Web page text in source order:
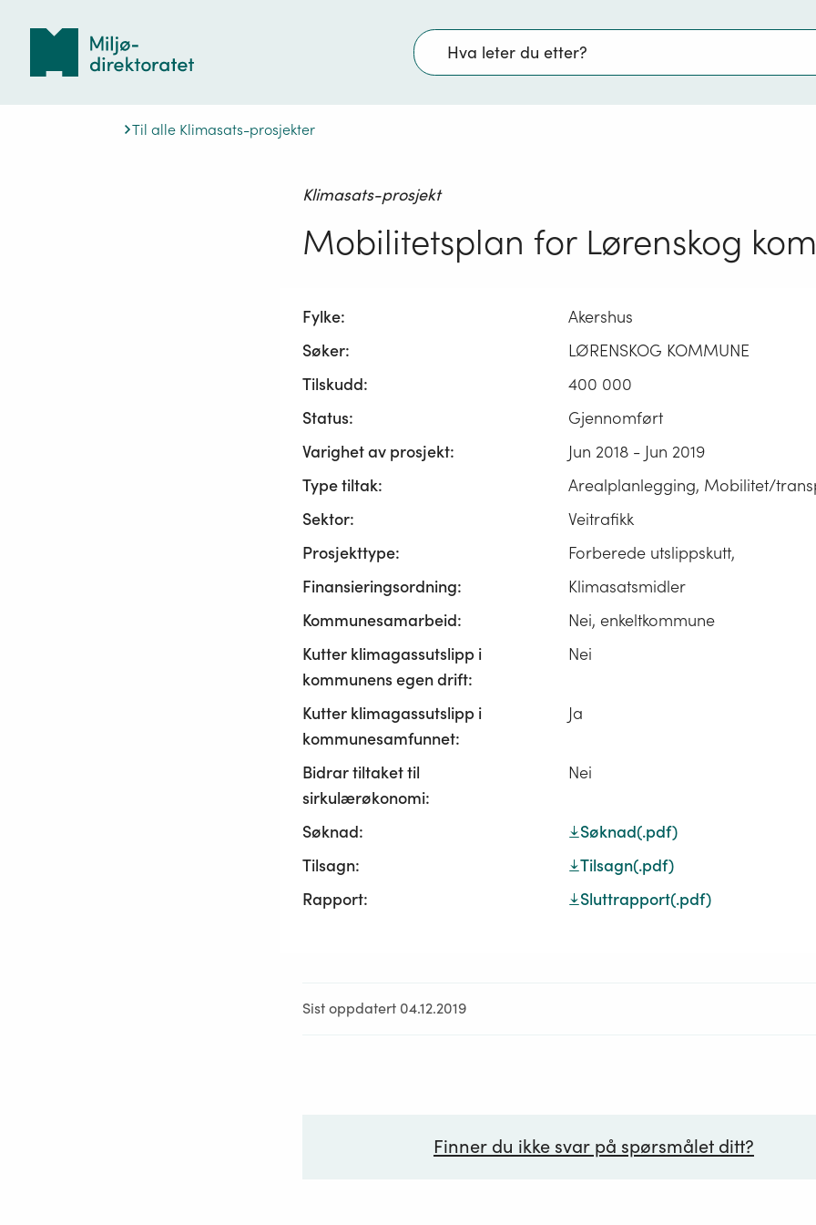
Søk
Til alle Klimasats-prosjekter
Klimasats-prosjekt
Mobilitetsplan for Lørenskog
Fylke:
Akershus
Søker:
LØRENSKOG KOMMUNE
Tilskudd:
400 000
Status:
Gjennomført
Varighet av prosjekt:
Jun 2018 - Jun 2019
Type tiltak:
Arealplanlegging, Mobilitet/
Sektor:
Veitrafikk
Prosjekttype:
Forberede utslippskutt,
Finansieringsordning:
Klimasatsmidler
Kommunesamarbeid:
Nei, enkeltkommune
Kutter klimagassutslipp i
kommunens egen drift:
Nei
Kutter klimagassutslipp i
kommunesamfunnet:
Ja
Bidrar tiltaket til
sirkulærøkonomi:
Nei
Søknad: Søknad(.pdf)
Tilsagn:
Tilsagn(.pdf)
Rapport:
Sluttrapport(.pdf)
Sist oppdatert 04.12.2019
Finner du ikke svar på spørsmålet ditt?